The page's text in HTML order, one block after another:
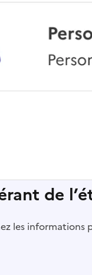
de
les